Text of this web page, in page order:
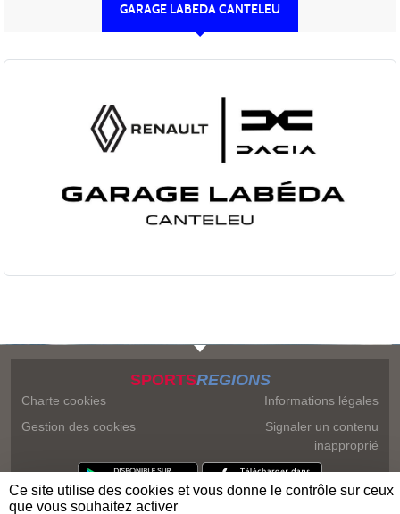
GARAGE LABEDA CANTELEU
SPORTSREGIONS
Charte cookies
Gestion des cookies
Informations légales
Signaler un contenu
inapproprié
Ce site utilise des cookies et vous donne le contrôle sur ceux
que vous souhaitez activer